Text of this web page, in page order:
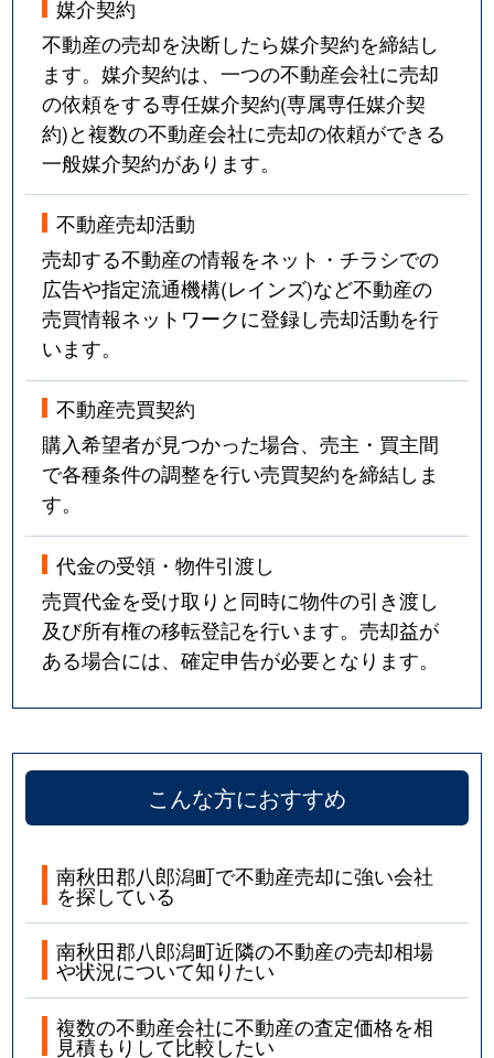
媒介契約
不動産の売却を決断したら媒介契約を締結し
ます。媒介契約は、一つの不動産会社に売却
の依頼をする専任媒介契約(専属専任媒介契
約)と複数の不動産会社に売却の依頼ができる
一般媒介契約があります。
不動産売却活動
売却する不動産の情報をネット・チラシでの
広告や指定流通機構(レインズ)など不動産の
売買情報ネットワークに登録し売却活動を行
います。
不動産売買契約
購入希望者が見つかった場合、売主・買主間
で各種条件の調整を行い売買契約を締結しま
す。
代金の受領・物件引渡し
売買代金を受け取りと同時に物件の引き渡し
及び所有権の移転登記を行います。売却益が
ある場合には、確定申告が必要となります。
こんな方におすすめ
南秋田郡八郎潟町で不動産売却に強い会社
を探している
南秋田郡八郎潟町近隣の不動産の売却相場
や状況について知りたい
複数の不動産会社に不動産の査定価格を相
見積もりして比較したい